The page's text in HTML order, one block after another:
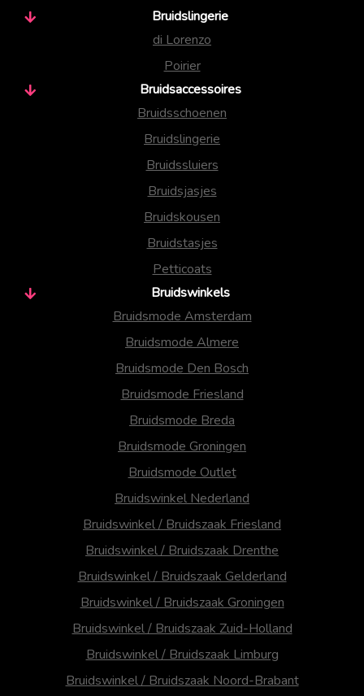
Bruidslingerie
di Lorenzo
Poirier
Bruidsaccessoires
Bruidsschoenen
Bruidslingerie
Bruidssluiers
Bruidsjasjes
Bruidskousen
Bruidstasjes
Petticoats
Bruidswinkels
Bruidsmode Amsterdam
Bruidsmode Almere
Bruidsmode Den Bosch
Bruidsmode Friesland
Bruidsmode Breda
Bruidsmode Groningen
Bruidsmode Outlet
Bruidswinkel Nederland
Bruidswinkel / Bruidszaak Friesland
Bruidswinkel / Bruidszaak Drenthe
Bruidswinkel / Bruidszaak Gelderland
Bruidswinkel / Bruidszaak Groningen
Bruidswinkel / Bruidszaak Zuid-Holland
Bruidswinkel / Bruidszaak Limburg
Bruidswinkel / Bruidszaak Noord-Brabant